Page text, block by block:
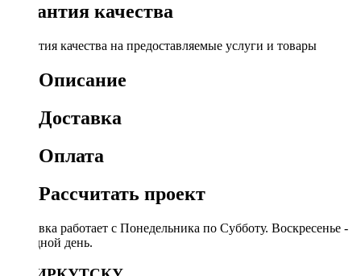
Гарантия качества
Гарантия качества на предоставляемые услуги и товары
Описание
Доставка
Оплата
Рассчитать проект
Доставка работает с Понедельника по Субботу. Воскресенье -
выходной день.